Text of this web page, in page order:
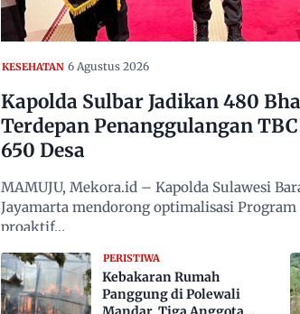
KESEHATAN 6 Agustus 2026
Kapolda Sulbar Jadikan 480
Terdepan Penanggulangan
650 Desa
MAMUJU, Mekora.id – Kapolda Sulawesi
Jayamarta mendorong optimalisasi Program
proaktif…
PERISTIWA
Kebakaran Rumah
Panggung di Polewali